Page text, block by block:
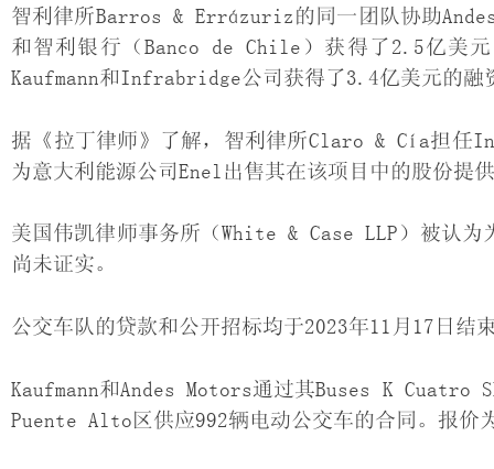
智利律所Barros & Errázuriz的同一团队协助
和智利银行（Banco de Chile）获得了2.5亿美
Kaufmann和Infrabridge公司获得了3.4亿美元的融
据《拉丁律师》了解，智利律所Claro & Cía担任
为意大利能源公司Enel出售其在该项目中的股份提
美国伟凯律师事务所（White & Case LLP）被认
尚未证实。
公交车队的贷款和公开招标均于2023年11月17日结
Kaufmann和Andes Motors通过其Buses K Cuatro
Puente Alto区供应992辆电动公交车的合同。报价